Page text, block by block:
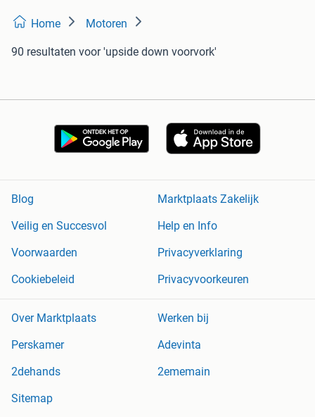
Home Motoren
90 resultaten voor 'upside down voorvork'
Blog
Marktplaats Zakelijk
Veilig en Succesvol
Help en Info
Voorwaarden
Privacyverklaring
Cookiebeleid
Privacyvoorkeuren
Over Marktplaats
Werken bij
Perskamer
Adevinta
2dehands
2ememain
Sitemap